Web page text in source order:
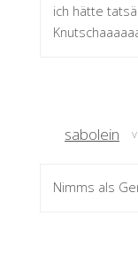
ich hätte
sabolein
Nimms als